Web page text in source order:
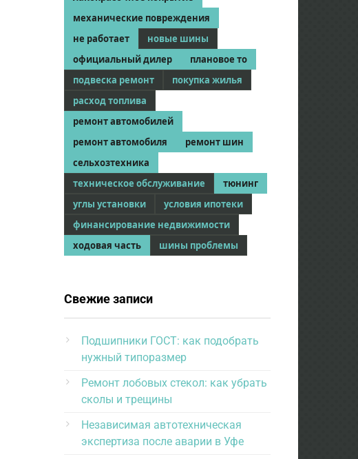
механические повреждения
не работает
новые шины
официальный дилер
плановое то
подвеска ремонт
покупка жилья
расход топлива
ремонт автомобилей
ремонт автомобиля
ремонт шин
сельхозтехника
техническое обслуживание
тюнинг
углы установки
условия ипотеки
финансирование недвижимости
ходовая часть
шины проблемы
Свежие записи
Подшипники ГОСТ: как подобрать
нужный типоразмер
Ремонт лобовых стекол: как убрать
сколы и трещины
Независимая автотехническая
экспертиза после аварии в Уфе